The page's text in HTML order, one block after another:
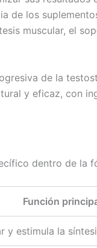
de los
muscular, el
de la
y eficaz, con
dentro de la
Función
y estimula la